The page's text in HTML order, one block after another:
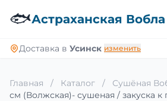
🐟Астраханская Вобла
Доставка в Усинск изменить
Главная / Каталог / Сушёная
см (Волжская)- сушеная / закуска